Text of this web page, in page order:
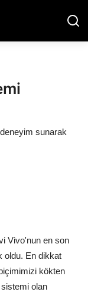
sunarak
Vivo'nun en son
oldu. En dikkat
kökten
olan